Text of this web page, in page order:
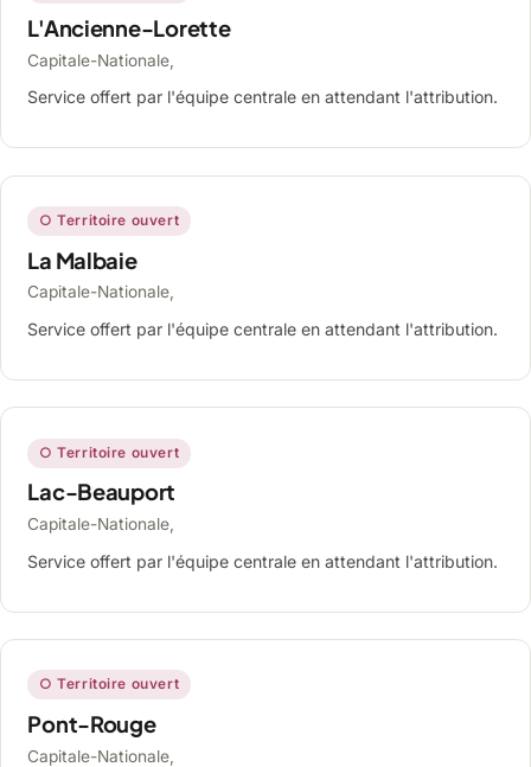
L'Ancienne-Lorette
Capitale-Nationale,
Service offert par l'équipe centrale en attendant l'attribution.
○ Territoire ouvert
La Malbaie
Capitale-Nationale,
Service offert par l'équipe centrale en attendant l'attribution.
○ Territoire ouvert
Lac-Beauport
Capitale-Nationale,
Service offert par l'équipe centrale en attendant l'attribution.
○ Territoire ouvert
Pont-Rouge
Capitale-Nationale,